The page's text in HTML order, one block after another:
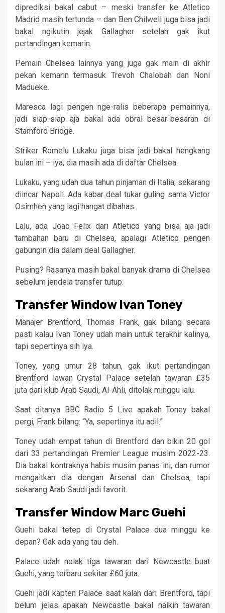
diprediksi bakal cabut – meski transfer ke Atletico
Madrid masih tertunda – dan Ben Chilwell juga bisa jadi
bakal ngikutin jejak Gallagher setelah gak ikut
pertandingan kemarin.
Pemain Chelsea lainnya yang juga gak main di akhir
pekan kemarin termasuk Trevoh Chalobah dan Noni
Madueke.
Maresca lagi pengen nge-ralis beberapa pemainnya,
jadi siap-siap aja bakal ada obral besar-besaran di
Stamford Bridge.
Striker Romelu Lukaku juga bisa jadi bakal hengkang
bulan ini – iya, dia masih ada di daftar Chelsea.
Lukaku, yang udah dua tahun pinjaman di Italia, sekarang
diincar Napoli. Ada kabar deal tukar guling sama Victor
Osimhen yang lagi hangat dibahas.
Lalu, ada Joao Felix dari Atletico yang bisa aja jadi
tambahan baru di Chelsea, apalagi Atletico pengen
gabungin dia dalam deal Gallagher.
Pusing? Rasanya masih bakal banyak drama di Chelsea
sebelum jendela transfer tutup.
Transfer Window Ivan Toney
Manajer Brentford, Thomas Frank, gak bilang secara
pasti kalau Ivan Toney udah main untuk terakhir kalinya,
tapi sepertinya sih iya.
Toney, yang umur 28 tahun, gak ikut pertandingan
Brentford lawan Crystal Palace setelah tawaran £35
juta dari klub Arab Saudi, Al-Ahli, ditolak minggu lalu.
Saat ditanya BBC Radio 5 Live apakah Toney bakal
pergi, Frank bilang: “Ya, sepertinya itu adil.”
Toney udah empat tahun di Brentford dan bikin 20 gol
dari 33 pertandingan Premier League musim 2022-23.
Dia bakal kontraknya habis musim panas ini, dan rumor
mengaitkan dia dengan Arsenal dan Chelsea, tapi
sekarang Arab Saudi jadi favorit.
Transfer Window Marc Guehi
Guehi bakal tetep di Crystal Palace dua minggu ke
depan? Gak ada yang tau deh.
Palace udah nolak tiga tawaran dari Newcastle buat
Guehi, yang terbaru sekitar £60 juta.
Guehi jadi kapten Palace saat kalah dari Brentford, tapi
belum jelas apakah Newcastle bakal naikin tawaran